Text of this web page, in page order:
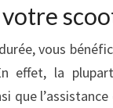
vous
effet, la
que